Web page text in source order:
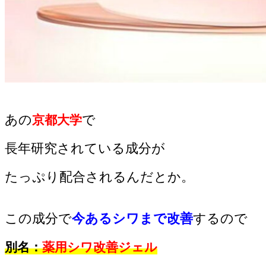
あの京都大学で
長年研究されている成分が
たっぷり配合されるんだとか。
この成分で今あるシワまで改善するので
別名：薬用シワ改善ジェル